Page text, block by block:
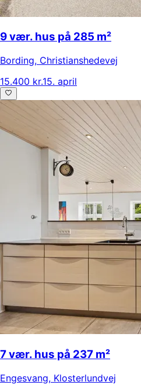
9 vær. hus på 285 m²
Bording, Christianshedevej
15.400 kr.15. april
7 vær. hus på 237 m²
Engesvang, Klosterlundvej